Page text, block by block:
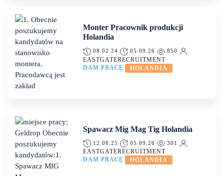
Monter Pracownik produkcji
Holandia
08.02.24 05.09.26 850
EASTGATERECRUITMENT
DAM PRACĘ
HOLANDIA
Spawacz Mig Mag Tig Holandia
12.08.25 05.09.26 301
EASTGATERECRUITMENT
DAM PRACĘ
HOLANDIA